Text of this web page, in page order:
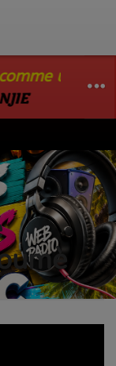
comme une
NJIE